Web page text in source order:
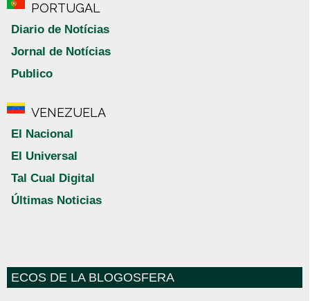
PORTUGAL
Diario de Notícias
Jornal de Notícias
Publico
VENEZUELA
El Nacional
El Universal
Tal Cual Digital
Últimas Noticias
ECOS DE LA BLOGOSFERA